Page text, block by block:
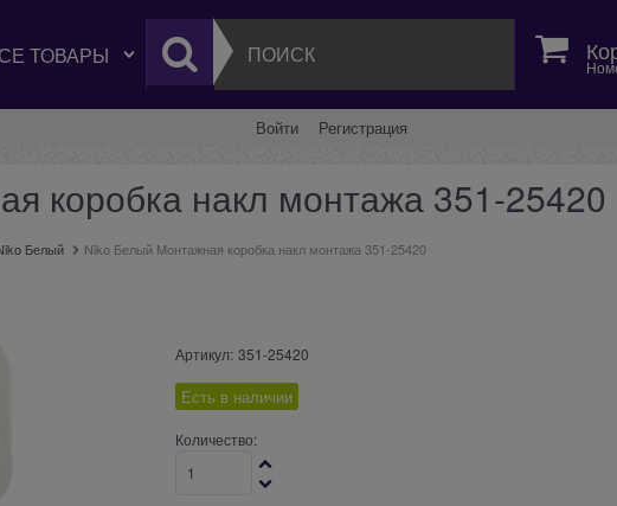
Войти Регистрация
коробка накл монтажа 351-25420
Белый Niko Белый Монтажная коробка накл монтажа 351-25420
Артикул: 351-25420
Есть в наличии
Количество: